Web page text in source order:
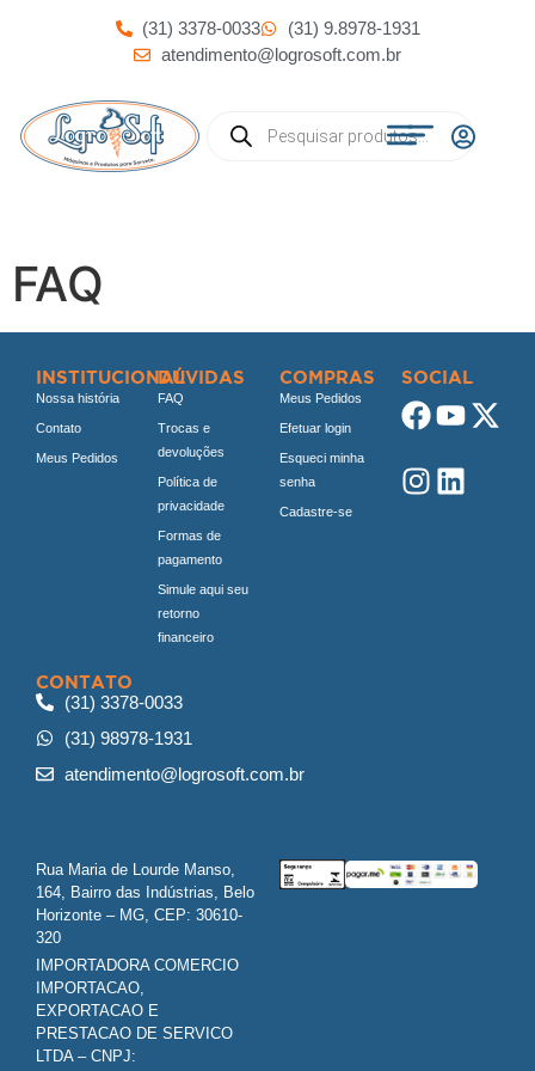
(31) 3378-0033
(31) 9.8978-1931
atendimento@logrosoft.com.br
FAQ
INSTITUCIONAL
Nossa história
Contato
Meus Pedidos
DÚVIDAS
FAQ
Trocas e
devoluções
Política de
privacidade
Formas de
pagamento
Simule aqui seu
retorno
financeiro
COMPRAS
Meus Pedidos
Efetuar login
Esqueci minha
senha
Cadastre-se
SOCIAL
CONTATO
(31) 3378-0033
(31) 98978-1931
atendimento@logrosoft.com.br
Rua Maria de Lourde Manso,
164, Bairro das Indústrias, Belo
Horizonte – MG, CEP: 30610-
320
IMPORTADORA COMERCIO
IMPORTACAO,
EXPORTACAO E
PRESTACAO DE SERVICO
LTDA – CNPJ: